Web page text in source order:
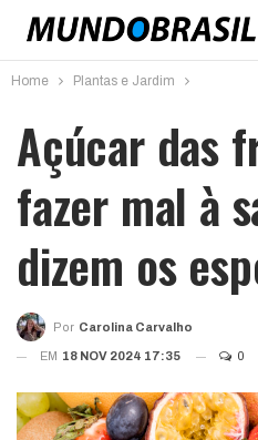
Home Plantas e Jardim
Açúcar das
fazer mal à
dizem os
Por Carolina Carvalho
EM 18 NOV 2024 17:35 0